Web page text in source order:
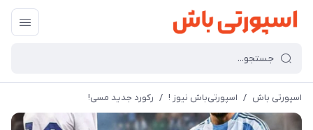
اسپورتی باش / اسپورتی‌باش نیوز ! / رکورد جدید مسی!